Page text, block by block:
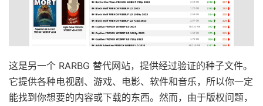
这是另一个 RARBG 替代网站，提供经过验证的种子文件。
它提供各种电视剧、游戏、电影、软件和音乐，所以你一定
能找到你想要的内容或下载的东西。然而，由于版权问题，